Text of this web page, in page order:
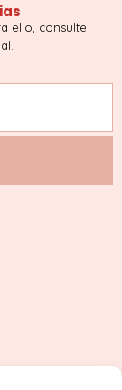
ello, consulte